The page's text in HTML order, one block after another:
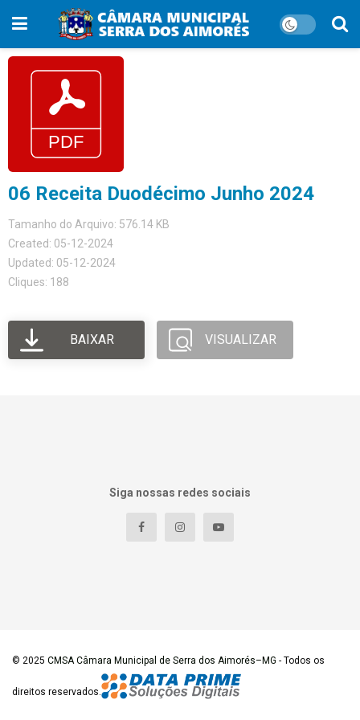
06 Receita Duodécimo Junho 2024
Tamanho do Arquivo: 576.14 KB
Created: 05-12-2024
Updated: 05-12-2024
Cliques: 188
BAIXAR VISUALIZAR
Siga nossas redes sociais
© 2025 CMSA Câmara Municipal de Serra dos Aimorés–MG - Todos os
direitos reservados.